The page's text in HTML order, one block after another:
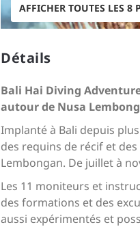
AFFICHER TOUTES LES 8
Détails
Bali Hai Diving
autour de Nusa
Implanté à Bali depuis
des requins de récif et
Lembongan. De juillet à
Les 11 moniteurs et
des formations et des
aussi expérimentés et